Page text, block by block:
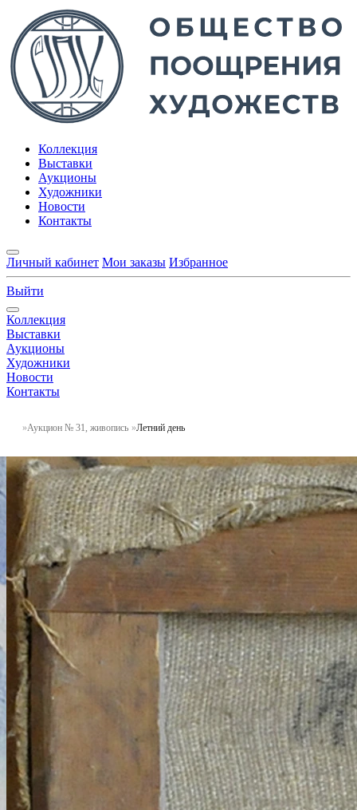
Коллекция
Выставки
Аукционы
Художники
Новости
Контакты
Личный кабинет Мои заказы Избранное
Выйти
Коллекция
Выставки
Аукционы
Художники
Новости
Контакты
Аукцион № 31, живопись Летний день